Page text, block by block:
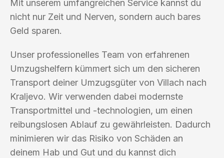
Mit unserem umfangreichen Service kannst du
nicht nur Zeit und Nerven, sondern auch bares
Geld sparen.
Unser professionelles Team von erfahrenen
Umzugshelfern kümmert sich um den sicheren
Transport deiner Umzugsgüter von Villach nach
Kraljevo. Wir verwenden dabei modernste
Transportmittel und -technologien, um einen
reibungslosen Ablauf zu gewährleisten. Dadurch
minimieren wir das Risiko von Schäden an
deinem Hab und Gut und du kannst dich